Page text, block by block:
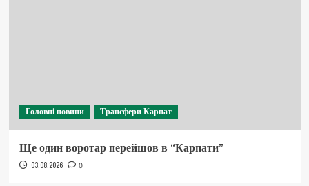
Головні новини Трансфери Карпат
Ще один воротар перейшов в “Карпати”
03.08.2026 0